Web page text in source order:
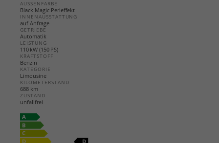
AUSSENFARBE
Black Magic Perleffekt
INNENAUSSTATTUNG
auf Anfrage
GETRIEBE
Automatik
LEISTUNG
110 kW (150 PS)
KRAFTSTOFF
Benzin
KATEGORIE
Limousine
KILOMETERSTAND
688 km
ZUSTAND
unfallfrei